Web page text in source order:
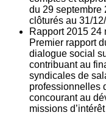
du 29 septembre
clôturés au 31/
Rapport 2015 24
Premier rapport
dialogue social
contribuant au
syndicales de
professionnelles
concourant au
missions